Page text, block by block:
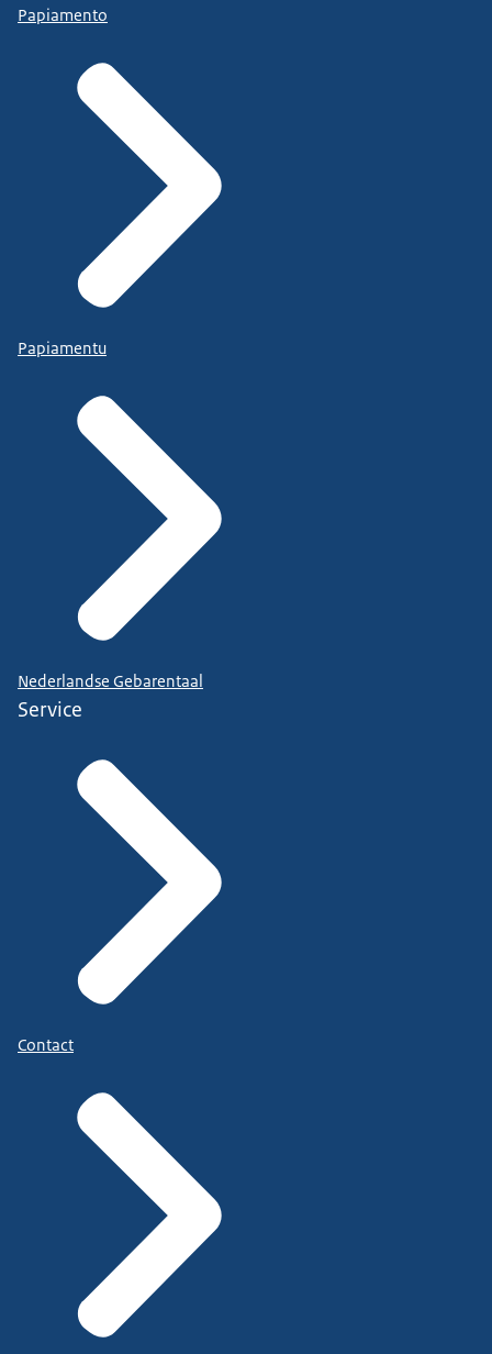
Papiamento
Papiamentu
Nederlandse Gebarentaal
Service
Contact